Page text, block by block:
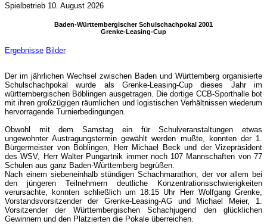
Spielbetrieb 10. August 2026
Baden-Württembergischer Schulschachpokal 2001
Grenke-Leasing-Cup
Ergebnisse Bilder
Der im jährlichen Wechsel zwischen Baden und Württemberg organisierte
Schulschachpokal wurde als Grenke-Leasing-Cup dieses Jahr im
württembergischen Böblingen ausgetragen. Die dortige CCB-Sporthalle bot
mit ihren großzügigen räumlichen und logistischen Verhältnissen wiederum
hervorragende Turnierbedingungen.
Obwohl mit dem Samstag ein für Schulveranstaltungen etwas
ungewohnter Austragungstermin gewählt werden mußte, konnten der 1.
Bürgermeister von Böblingen, Herr Michael Beck und der Vizepräsident
des WSV, Herr Walter Pungartnik immer noch 107 Mannschaften von 77
Schulen aus ganz Baden-Württemberg begrüßen.
Nach einem siebeneinhalb stündigen Schachmarathon, der vor allem bei
den jüngeren Teilnehmern deutliche Konzentrationsschwierigkeiten
verursachte, konnten schließlich um 18:15 Uhr Herr Wolfgang Grenke,
Vorstandsvorsitzender der Grenke-Leasing-AG und Michael Meier, 1.
Vorsitzender der Württembergischen Schachjugend den glücklichen
Gewinnern und den Platzierten die Pokale überreichen.